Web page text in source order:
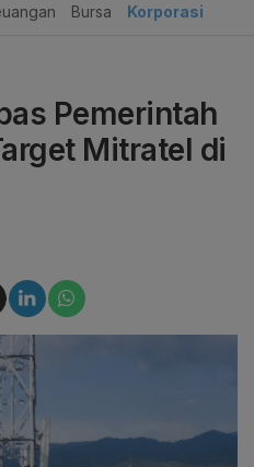
Bursa Korporasi
Pemerintah
Mitratel di